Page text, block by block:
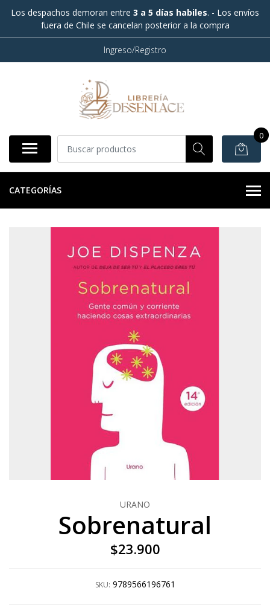
Los despachos demoran entre 3 a 5 días habiles. - Los envíos
fuera de Chile se cancelan posterior a la compra
Ingreso/Registro
0
CATEGORÍAS
URANO
Sobrenatural
$23.900
SKU: 9789566196761